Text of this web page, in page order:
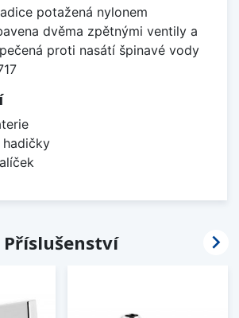
potažená nylonem
dvěma zpětnými ventily a
proti nasátí špinavé vody
Příslušenství 